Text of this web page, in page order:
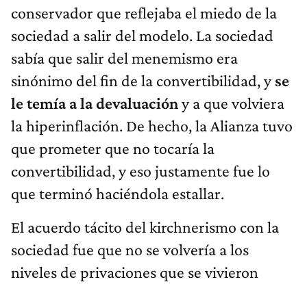
conservador que reflejaba el miedo de la
sociedad a salir del modelo. La sociedad
sabía que salir del menemismo era
sinónimo del fin de la convertibilidad, yse
le temía a la devaluacióny a que volviera
la hiperinflación. De hecho, la Alianza tuvo
que prometer que no tocaría la
convertibilidad, y eso justamente fue lo
que terminó haciéndola estallar.
El acuerdo tácito del kirchnerismo con la
sociedad fue que no se volvería a los
niveles de privaciones que se vivieron